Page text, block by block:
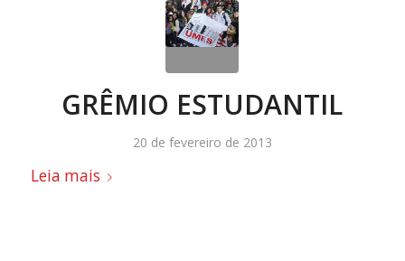
GRÊMIO ESTUDANTIL
20 de fevereiro de 2013
Leia mais